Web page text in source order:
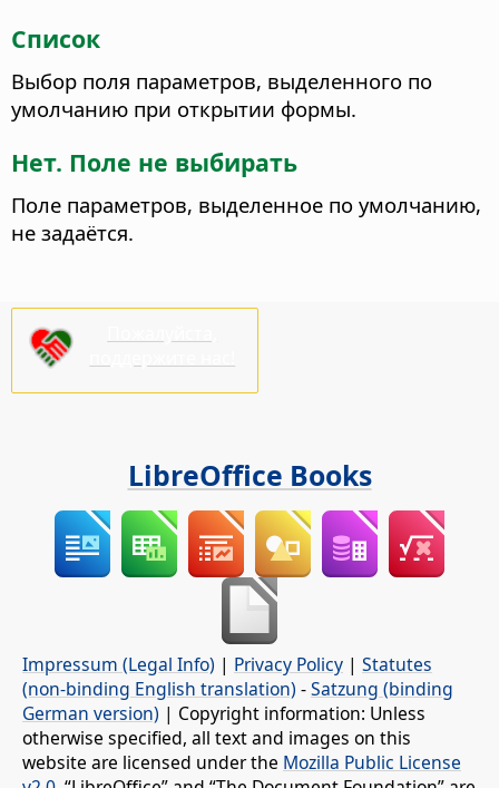
Список
Выбор поля параметров, выделенного по
умолчанию при открытии формы.
Нет. Поле не выбирать
Поле параметров, выделенное по умолчанию,
не задаётся.
LibreOffice Books
Impressum (Legal Info) | Privacy Policy | Statutes
(non-binding English translation) -Satzung (binding
German version) | Copyright information: Unless
otherwise specified, all text and images on this
website are licensed under the Mozilla Public License